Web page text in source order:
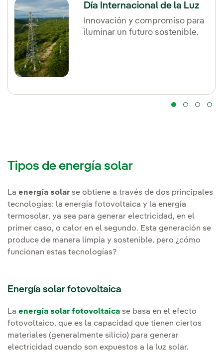
Día Internacional de la Luz
Innovación y compromiso para
iluminar un futuro sostenible.
Tipos de energía solar
La energía solar se obtiene a través de dos principales
tecnologías: la energía fotovoltaica y la energía
termosolar, ya sea para generar electricidad, en el
primer caso, o calor en el segundo. Esta generación se
produce de manera limpia y sostenible, pero ¿cómo
funcionan estas tecnologías?
Energía solar fotovoltaica
La energía solar fotovoltaica se basa en el efecto
fotovoltaico, que es la capacidad que tienen ciertos
materiales (generalmente silicio) para generar
electricidad cuando son expuestos a la luz solar.